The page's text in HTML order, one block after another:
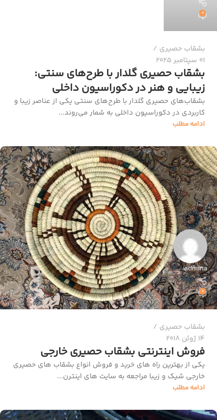
0
بشقاب حصیری
01 سپتامبر 2025
بشقاب حصیری گلدار با طرح‌های سنتی:
زیبایی و هنر در دکوراسیون داخلی
بشقاب‌های حصیری گلدار با طرح‌های سنتی یکی از عناصر زیبا و
کاربردی در دکوراسیون داخلی به شمار می‌روند...
ادامه مطلب
admina
0
بشقاب حصیری
14 ژوئن 2018
فروش اینترنتی بشقاب حصیری خارجی
یکی از بهترین راه‌ های خرید و فروش انواع بشقاب های حصیری
خارجی شیک و زیبا مراجعه به سایت‌ های اینترن...
ادامه مطلب